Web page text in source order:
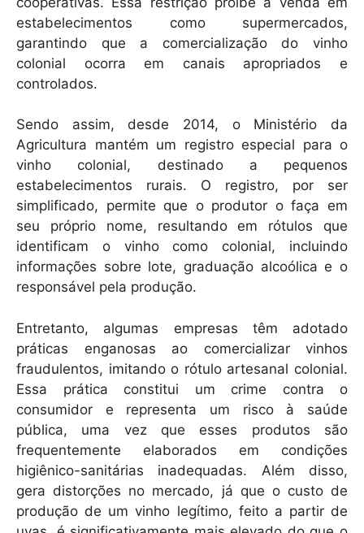
estabelecimentos como supermercados,
garantindo que a comercialização do vinho
colonial ocorra em canais apropriados e
controlados.
Sendo assim, desde 2014, o Ministério da
Agricultura mantém um registro especial para o
vinho colonial, destinado a pequenos
estabelecimentos rurais. O registro, por ser
simplificado, permite que o produtor o faça em
seu próprio nome, resultando em rótulos que
identificam o vinho como colonial, incluindo
informações sobre lote, graduação alcoólica e o
responsável pela produção.
Entretanto, algumas empresas têm adotado
práticas enganosas ao comercializar vinhos
fraudulentos, imitando o rótulo artesanal colonial.
Essa prática constitui um crime contra o
consumidor e representa um risco à saúde
pública, uma vez que esses produtos são
frequentemente elaborados em condições
higiênico-sanitárias inadequadas. Além disso,
gera distorções no mercado, já que o custo de
produção de um vinho legítimo, feito a partir de